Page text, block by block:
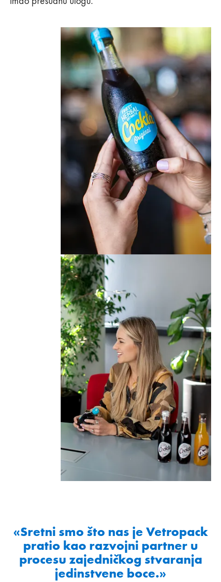
«Sretni smo što nas je Vetropack
pratio kao razvojni partner u
procesu zajedničkog stvaranja
jedinstvene boce.»